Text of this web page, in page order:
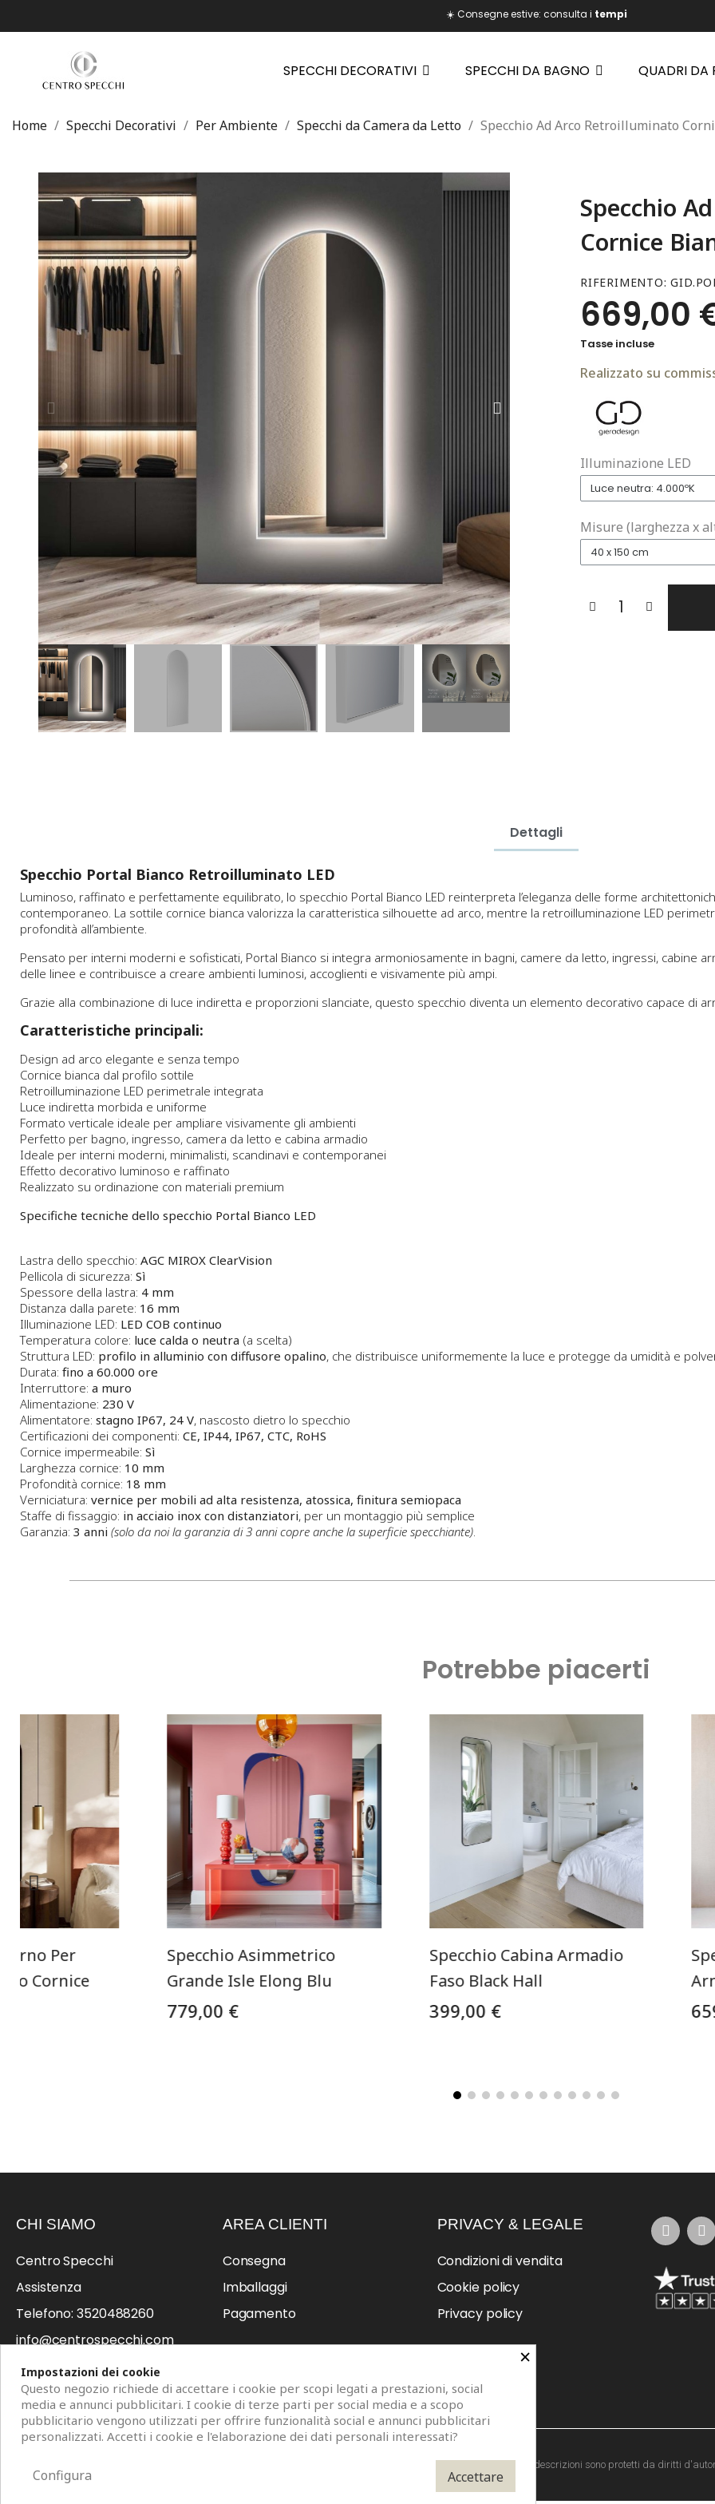
☀️ Consegne estive: consulta i tempi
SPECCHI DECORATIVI SPECCHI DA BAGNO QUADRI DA
Home Specchi Decorativi Per Ambiente Specchi da Camera da Letto Specchio Ad Arco Retroilluminato
Specchio
Cornice
RIFERIMENTO
669,00
Tasse incluse
Realizzato su
Illuminazione LED
Misure (larghezza x
Dettagli
Specchio Portal Bianco Retroilluminato LED
Luminoso, raffinato e perfettamente equilibrato, lo specchio Portal Bianco LED reinterpreta l’eleganza delle forme
contemporaneo. La sottile cornice bianca valorizza la caratteristica silhouette ad arco, mentre la retroilluminazione LED
profondità all’ambiente.
Pensato per interni moderni e sofisticati, Portal Bianco si integra armoniosamente in bagni, camere da letto, ingressi, cabine
delle linee e contribuisce a creare ambienti luminosi, accoglienti e visivamente più ampi.
Grazie alla combinazione di luce indiretta e proporzioni slanciate, questo specchio diventa un elemento decorativo capace di
Caratteristiche principali:
Design ad arco elegante e senza tempo
Cornice bianca dal profilo sottile
Retroilluminazione LED perimetrale integrata
Luce indiretta morbida e uniforme
Formato verticale ideale per ampliare visivamente gli ambienti
Perfetto per bagno, ingresso, camera da letto e cabina armadio
Ideale per interni moderni, minimalisti, scandinavi e contemporanei
Effetto decorativo luminoso e raffinato
Realizzato su ordinazione con materiali premium
Specifiche tecniche dello specchio Portal Bianco LED
Lastra dello specchio: AGC MIROX ClearVision
Pellicola di sicurezza: Sì
Spessore della lastra: 4 mm
Distanza dalla parete: 16 mm
Illuminazione LED: LED COB continuo
Temperatura colore: luce calda o neutra (a scelta)
Struttura LED: profilo in alluminio con diffusore opalino, che distribuisce uniformemente la luce e protegge da umidità e
Durata: fino a 60.000 ore
Interruttore: a muro
Alimentazione: 230 V
Alimentatore: stagno IP67, 24 V, nascosto dietro lo specchio
Certificazioni dei componenti: CE, IP44, IP67, CTC, RoHS
Cornice impermeabile: Sì
Larghezza cornice: 10 mm
Profondità cornice: 18 mm
Verniciatura: vernice per mobili ad alta resistenza, atossica, finitura semiopaca
Staffe di fissaggio: in acciaio inox con distanziatori, per un montaggio più semplice
Garanzia: 3 anni (solo da noi la garanzia di 3 anni copre anche la superficie specchiante)
Potrebbe piacerti
Per
Cornice
Specchio Asimmetrico
Grande Isle Elong Blu
779,00 €
Specchio Cabina Armadio
Faso Black Hall
399,00 €
CHI SIAMO
Centro Specchi
Assistenza
Telefono: 3520488260
info@centrospecchi.com
Professionisti
AREA CLIENTI
Consegna
Imballaggi
Pagamento
PRIVACY & LEGALE
Condizioni di vendita
Cookie policy
Privacy policy
Copyright © 2026 Centro Specchi. Mestre (Venezia) P.IVA 04962320273. Modelli di specchi, fotografie e descrizioni sono protetti da diritti
×
Impostazioni dei cookie
Questo negozio richiede di accettare i cookie per scopi legati a prestazioni, social
media e annunci pubblicitari. I cookie di terze parti per social media e a scopo
pubblicitario vengono utilizzati per offrire funzionalità social e annunci pubblicitari
personalizzati. Accetti i cookie e l'elaborazione dei dati personali interessati?
Accettare
Configura